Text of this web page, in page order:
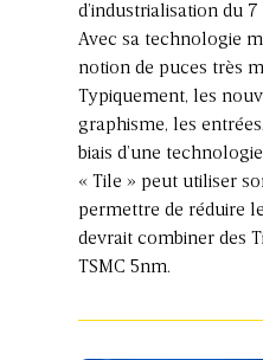
d’industrialisation du
Avec sa technologie
notion de puces très
Typiquement, les
graphisme, les
biais d’une
« Tile » peut utiliser
permettre de réduire
devrait combiner des
TSMC 5nm.